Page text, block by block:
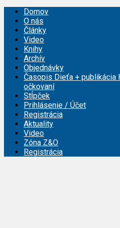
Domov
O nás
Články
Video
Knihy
Archív
Objednávky
Časopis Dieťa + publikácia
očkovaní
Stĺpček
Prihlásenie / Účet
Registrácia
Aktuality
Video
Zóna Z&O
Registrácia